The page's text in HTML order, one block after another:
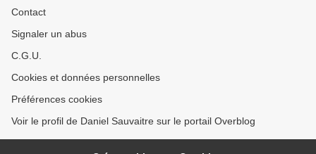
Contact
Signaler un abus
C.G.U.
Cookies et données personnelles
Préférences cookies
Voir le profil de Daniel Sauvaitre sur le portail Overblog